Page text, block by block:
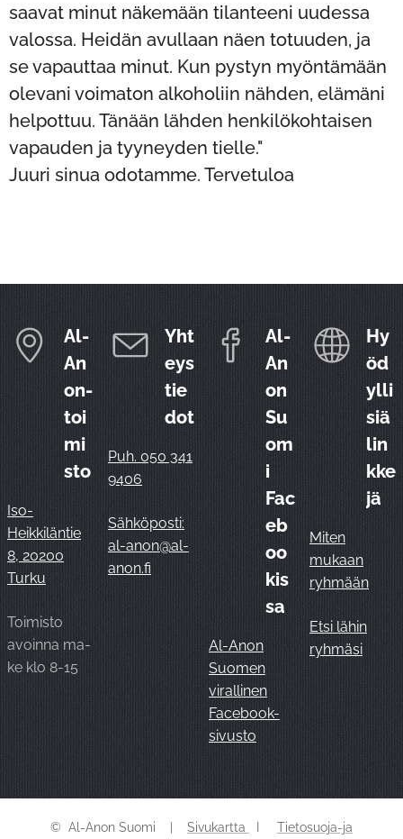
saavat minut näkemään tilanteeni uudessa
valossa. Heidän avullaan näen totuuden, ja
se vapauttaa minut. Kun pystyn myöntämään
olevani voimaton alkoholiin nähden, elämäni
helpottuu. Tänään lähden henkilökohtaisen
vapauden ja tyyneyden tielle."
Juuri sinua odotamme. Tervetuloa 🙏❤️
Al-
An
on-
toi
mi
sto
Iso-
Heikkiläntie
8, 20200
Turku
Toimisto
avoinna ma-
ke klo 8-15
Yht
eys
tie
dot
Puh. 050 341
9406
Sähköposti:
al-anon@al-
anon.fi
Al-
An
on
Su
om
i
Fac
eb
oo
kis
sa
Al-Anon
Suomen
virallinen
Facebook-
sivusto
Hy
öd
ylli
siä
lin
kke
jä
Miten
mukaan
ryhmään
Etsi lähin
ryhmäsi
© Al-Anon Suomi | Sivukartta Tietosuoja-ja